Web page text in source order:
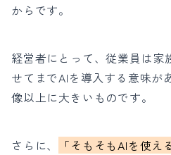
からです。
経営者にとって、従業員は家
せてまでAIを導入する意味が
像以上に大きいものです。
さらに、
「そもそもAIを使え